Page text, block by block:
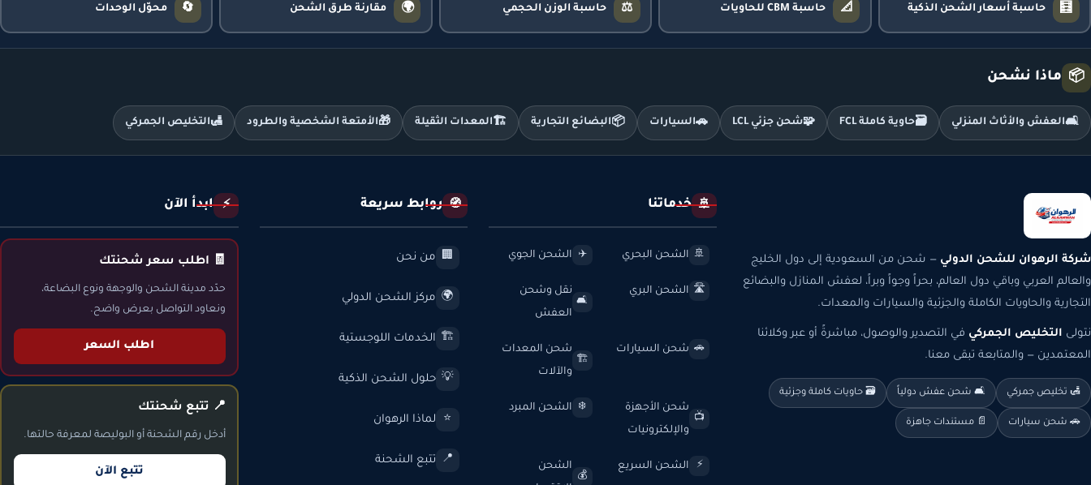
🧮 حاسبة أسعار الشحن الذكية 📐 حاسبة CBM للحاويات ⚖️ حاسبة الوزن الحجمي 🌍 مقارنة طرق الشحن 🔄 محوّل الوحدات
📦 ماذا نشحن
🛋️العفش والأثاث المنزلي 🗃️حاوية كاملة FCL 🧩شحن جزئي LCL 🚗السيارات 📦البضائع التجارية 🏗️المعدات الثقيلة 🎁الأمتعة الشخصية والطرود 🛃التخليص الجمركي
شركة الرهوان للشحن الدولي — شحن من السعودية إلى دول الخليج
والعالم العربي وباقي دول العالم، بحراً وجواً وبراً، لعفش المنازل والبضائع
التجارية والحاويات الكاملة والجزئية والسيارات والمعدات.
نتولى التخليص الجمركي في التصدير والوصول، مباشرةً أو عبر وكلائنا
المعتمدين — والمتابعة تبقى معنا.
🛃 تخليص جمركي 🛋️ شحن عفش دولياً 🗃️ حاويات كاملة وجزئية
🚗 شحن سيارات 📄 مستندات جاهزة
🚢 خدماتنا
🚢 الشحن البحري ✈️ الشحن الجوي
🛣️ الشحن البري
🛋️
نقل وشحن
العفش
🚗 شحن السيارات
🏗️
شحن المعدات
والآلات
📺
شحن الأجهزة
والإلكترونيات
❄️ الشحن المبرد
⚡ الشحن السريع
💰
الشحن
🧭 روابط سريعة
🏢 من نحن
🌍 مركز الشحن الدولي
🏗️ الخدمات اللوجستية
💡 حلول الشحن الذكية
⭐ لماذا الرهوان
📍 تتبع الشحنة
⚡ ابدأ الآن
🧾 اطلب سعر شحنتك
حدّد مدينة الشحن والوجهة ونوع البضاعة،
ونعاود التواصل بعرض واضح.
اطلب السعر
📍 تتبع شحنتك
أدخل رقم الشحنة أو البوليصة لمعرفة حالتها.
تتبع الآن